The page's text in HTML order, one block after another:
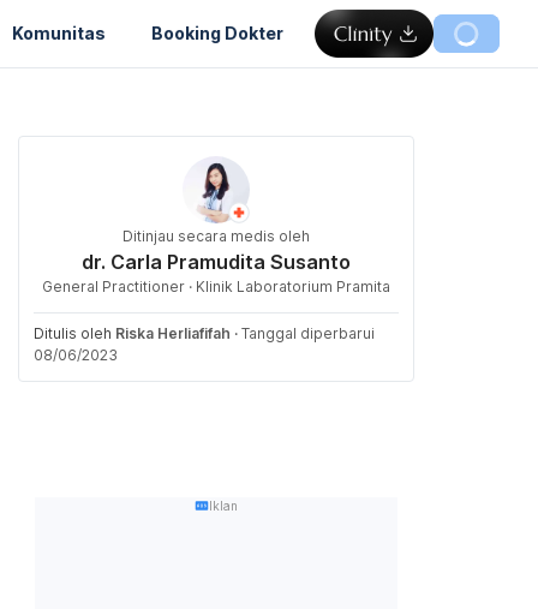
Komunitas Booking Dokter
Ditinjau secara medis oleh
dr. Carla Pramudita Susanto
General Practitioner · Klinik Laboratorium Pramita
Ditulis oleh Riska Herliafifah · Tanggal diperbarui
08/06/2023
Iklan